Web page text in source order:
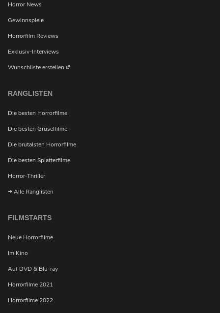
Horror News
Gewinnspiele
Horrorfilm Reviews
Exklusiv-Interviews
Wunschliste erstellen
RANGLISTEN
Die besten Horrorfilme
Die besten Gruselfilme
Die brutalsten Horrorfilme
Die besten Splatterfilme
Horror-Thriller
Alle Ranglisten
FILMSTARTS
Neue Horrorfilme
Im Kino
Auf DVD & Blu-ray
Horrorfilme 2021
Horrorfilme 2022
Möchtest du bei Neuigkeiten über Horrorfilme von